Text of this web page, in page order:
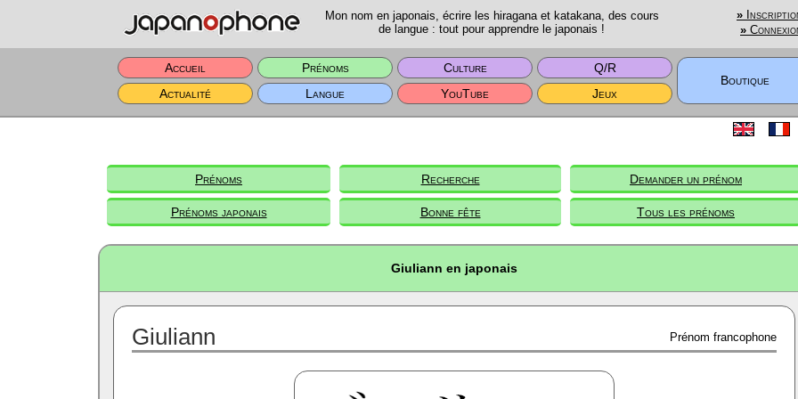
Mon nom en japonais, écrire les hiragana et katakana, des cours
de langue : tout pour apprendre le japonais !
»
»
Accueil Prénoms Culture
Q/R
Boutique
Actualité
Langue YouTube Jeux
Prénoms Recherche Demander un prénom
Prénoms japonais Bonne fête Tous les prénoms
Giuliann en japonais
Giuliann Prénom francophone